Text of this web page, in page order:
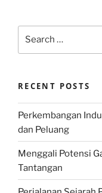
RECENT POSTS
Perkembangan
dan Peluang
Menggali Potensi
Tantangan